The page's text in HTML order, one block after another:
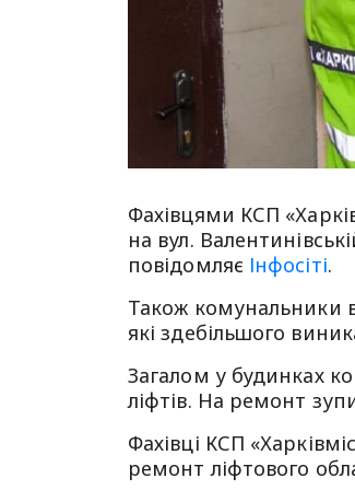
Фахівцями КСП
на вул.
повідомляє Інфосіті.
Також комунальники
які здебільшого
Загалом у будинках
ліфтів. На ремонт
Фахівці КСП
ремонт ліфтового